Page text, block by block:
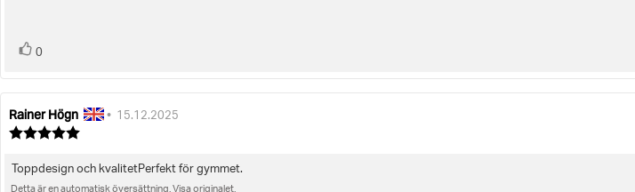
Rösta
0
Recensionsförfattare:
Rainer Högn • Recensionsdatum:
15.12.2025
utav
5
stjärnor
Recensionstext:
Toppdesign och kvalitetPerfekt för gymmet.
Detta är en automatisk översättning. Visa originalet.